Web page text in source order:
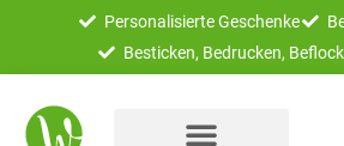
springen
Personalisierte Geschenke
Besticken, Bedrucken,